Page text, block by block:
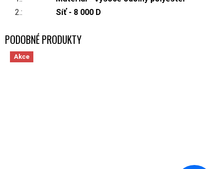
2.: Síť - 8 000 D
Akce